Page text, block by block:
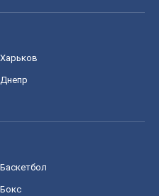
Харьков
Днепр
Баскетбол
Бокс